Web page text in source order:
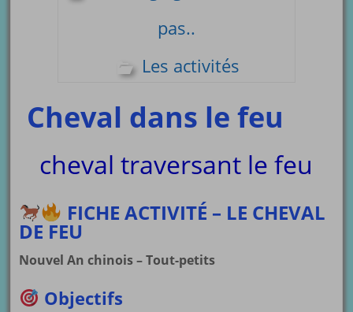
pas..
Les activités
Cheval dans le feu
cheval traversant le feu
FICHE ACTIVITÉ – LE CHEVAL
DE FEU
Nouvel An chinois – Tout-petits
Objectifs